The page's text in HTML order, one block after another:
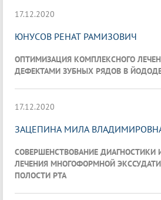
17.12.2020
ЮНУСОВ РЕНАТ РАМИЗОВИЧ
ОПТИМИЗАЦИЯ КОМПЛЕКСНОГО
ДЕФЕКТАМИ ЗУБНЫХ РЯДОВ В
17.12.2020
ЗАЦЕПИНА МИЛА
СОВЕРШЕНСТВОВАНИЕ ДИАГНОСТИКИ
ЛЕЧЕНИЯ МНОГОФОРМНОЙ
ПОЛОСТИ РТА